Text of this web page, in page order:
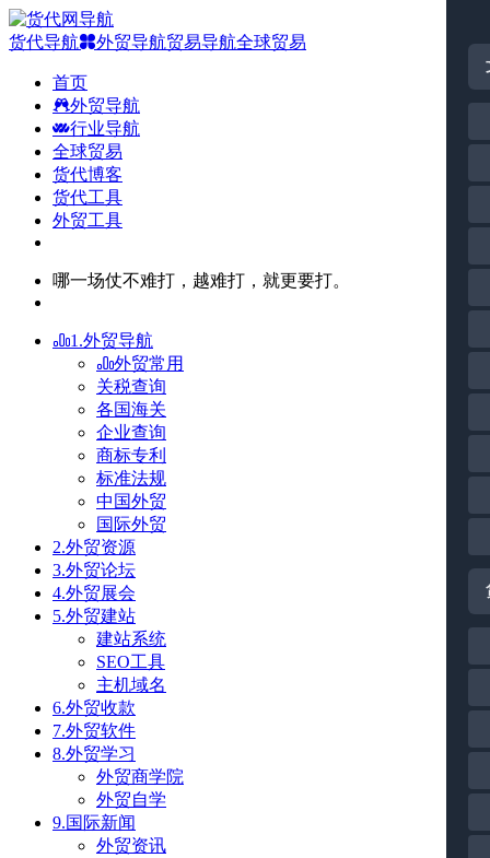
货代导航 外贸导航贸易导航全球贸易
首页
外贸导航
行业导航
全球贸易
货代博客
货代工具
外贸工具
哪一场仗不难打，越难打，就更要打。
1.外贸导航
外贸常用
关税查询
各国海关
企业查询
商标专利
标准法规
中国外贸
国际外贸
2.外贸资源
3.外贸论坛
4.外贸展会
5.外贸建站
建站系统
SEO工具
主机域名
6.外贸收款
7.外贸软件
8.外贸学习
外贸商学院
外贸自学
9.国际新闻
外贸资讯